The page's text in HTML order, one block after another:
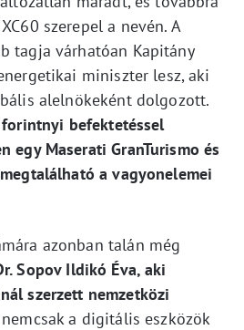
szerepel a nevén. A
tagja várhatóan Kapitány
miniszter lesz, aki
alelnökeként dolgozott.
befektetéssel
egy Maserati GranTurismo és
a vagyonelemei
azonban talán még
Sopov Ildikó Éva, aki
szerzett nemzetközi
a digitális eszközök